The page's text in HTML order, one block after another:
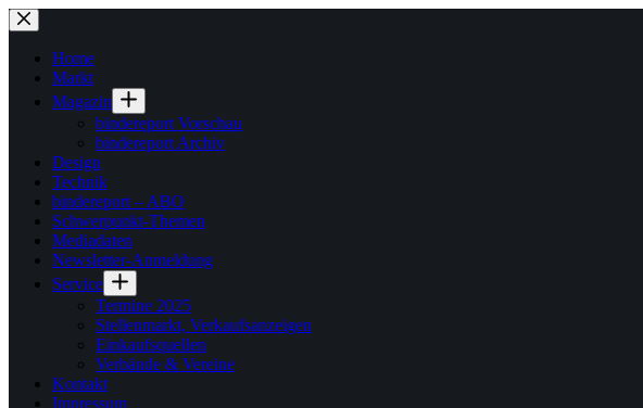
Zum
Inhalt
springenHome
Markt
Magazin
bindereport Vorschau
bindereport Archiv
Design
Technik
bindereport – ABO
Schwerpunkt-Themen
Mediadaten
Newsletter-Anmeldung
Service
Termine 2025
Stellenmarkt, Verkaufsanzeigen
Einkaufsquellen
Verbände & Vereine
Kontakt
Impressum